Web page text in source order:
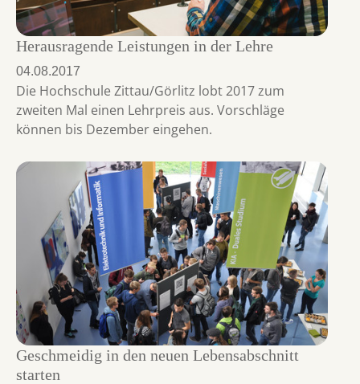
Herausragende Leistungen in der Lehre
04.08.2017
Die Hochschule Zittau/Görlitz lobt 2017 zum
zweiten Mal einen Lehrpreis aus. Vorschläge
können bis Dezember eingehen.
Geschmeidig in den neuen Lebensabschnitt
starten